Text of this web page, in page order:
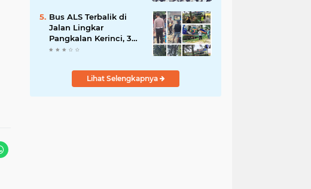
Demi Negeri
Bus ALS Terbalik di
Jalan Lingkar
Pangkalan Kerinci, 34
Penumpang Selamat,
Ringan
Lihat Selengkapnya